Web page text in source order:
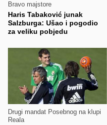
Bravo majstore
Haris Tabaković junak
Salzburga: Ušao i pogodio
za veliku pobjedu
Drugi mandat Posebnog na klupi
Reala